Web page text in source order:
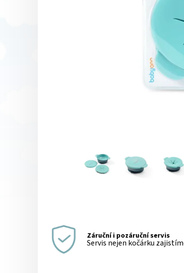
Záruční i pozáruční servis
Servis nejen kočárku